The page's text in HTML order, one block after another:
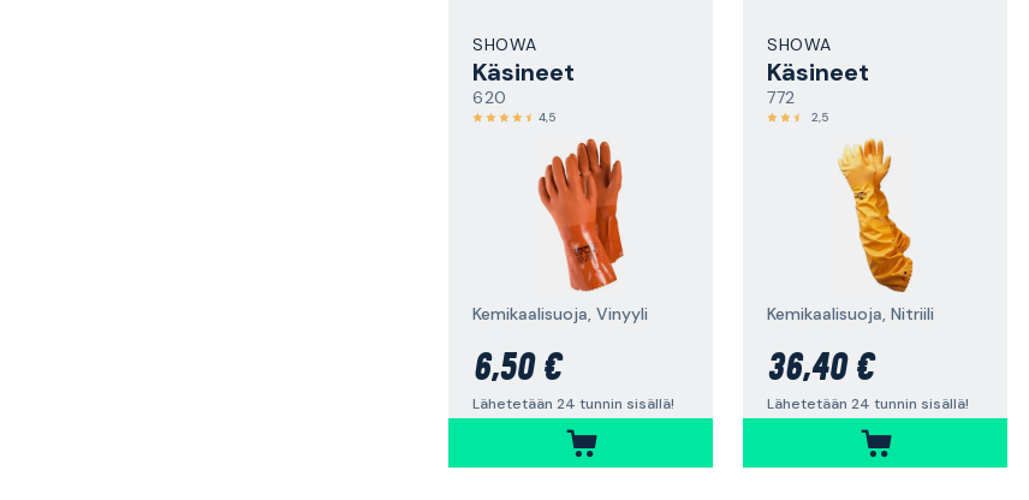
SHOWA
Käsineet
620
4,5
Kemikaalisuoja, Vinyyli
6,50 €
Lähetetään 24 tunnin sisällä!
SHOWA
Käsineet
772
2,5
Kemikaalisuoja, Nitriili
36,40 €
Lähetetään 24 tunnin sisällä!